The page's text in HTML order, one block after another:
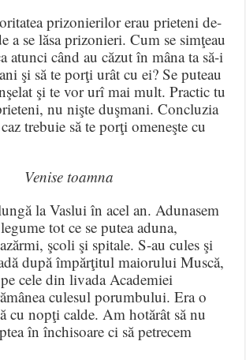
prizonierilor erau prieteni de-
a se lăsa prizonieri. Cum se simţeau
atunci când au căzut în mâna ta să-i
şi să te porţi urât cu ei? Se puteau
şi te vor urî mai mult. Practic tu
nu nişte duşmani. Concluzia
trebuie să te porţi omeneşte cu
Venise toamna
la Vaslui în acel an. Adunasem
tot ce se putea aduna,
şcoli şi spitale. S-au cules şi
după împărţitul maiorului Muscă,
cele din livada Academiei
culesul porumbului. Era o
cu nopţi calde. Am hotărât să nu
în închisoare ci să petrecem